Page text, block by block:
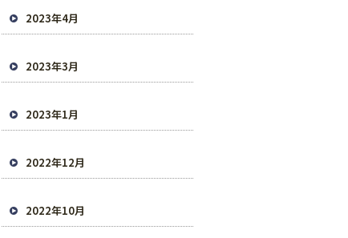
2023年4月
2023年3月
2023年1月
2022年12月
2022年10月